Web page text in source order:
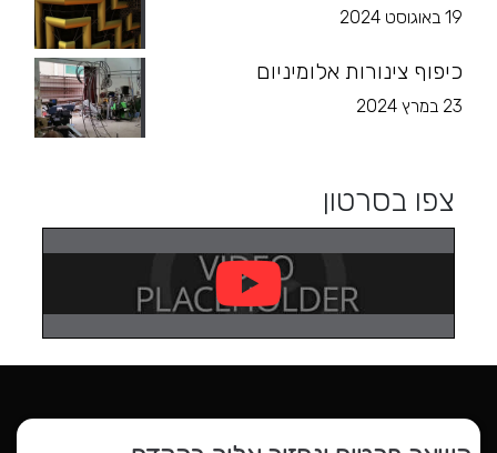
19 באוגוסט 2024
כיפוף צינורות אלומיניום
23 במרץ 2024
צפו בסרטון